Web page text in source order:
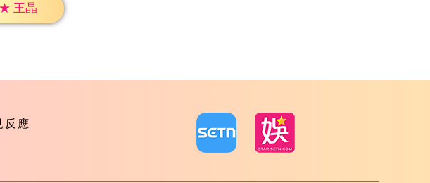
★ 王晶
反應